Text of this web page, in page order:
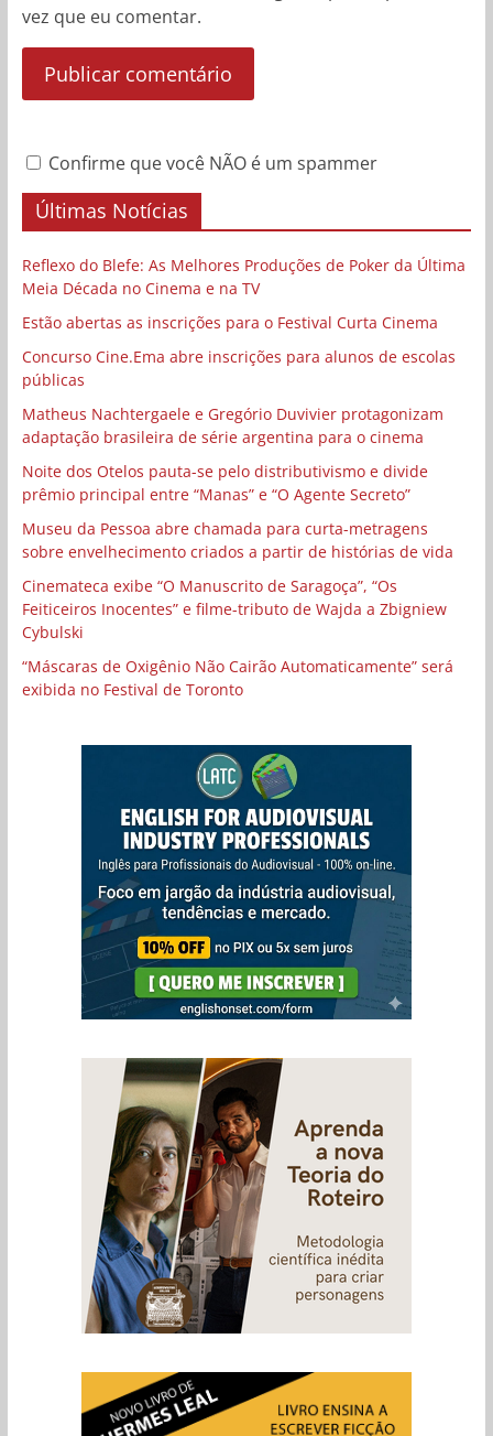
vez que eu comentar.
Confirme que você NÃO é um spammer
Últimas Notícias
Reflexo do Blefe: As Melhores Produções de Poker da Última
Meia Década no Cinema e na TV
Estão abertas as inscrições para o Festival Curta Cinema
Concurso Cine.Ema abre inscrições para alunos de escolas
públicas
Matheus Nachtergaele e Gregório Duvivier protagonizam
adaptação brasileira de série argentina para o cinema
Noite dos Otelos pauta-se pelo distributivismo e divide
prêmio principal entre “Manas” e “O Agente Secreto”
Museu da Pessoa abre chamada para curta-metragens
sobre envelhecimento criados a partir de histórias de vida
Cinemateca exibe “O Manuscrito de Saragoça”, “Os
Feiticeiros Inocentes” e filme-tributo de Wajda a Zbigniew
Cybulski
“Máscaras de Oxigênio Não Cairão Automaticamente” será
exibida no Festival de Toronto